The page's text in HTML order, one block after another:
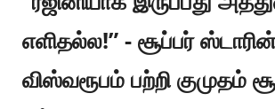
எளிதல்ல!” - சூப்பர்
விஸ்வரூபம் பற்றி குமுதம்